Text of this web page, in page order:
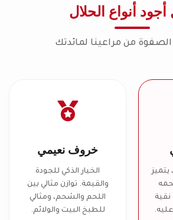
أجود أنواع الحلال
الصفوة من مراعينا لمائدتك
يتميز
نقية
خروف نعيمي
الخيار الذكي للجودة
والقيمة. توازن مثالي بين
اللحم والشحم، ومثالي
للطبخ البيت والولائم.